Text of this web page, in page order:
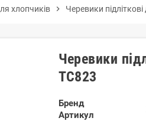
хлопчиків chevron_right Черевики
Черевики
TC823
Бренд
Артикул